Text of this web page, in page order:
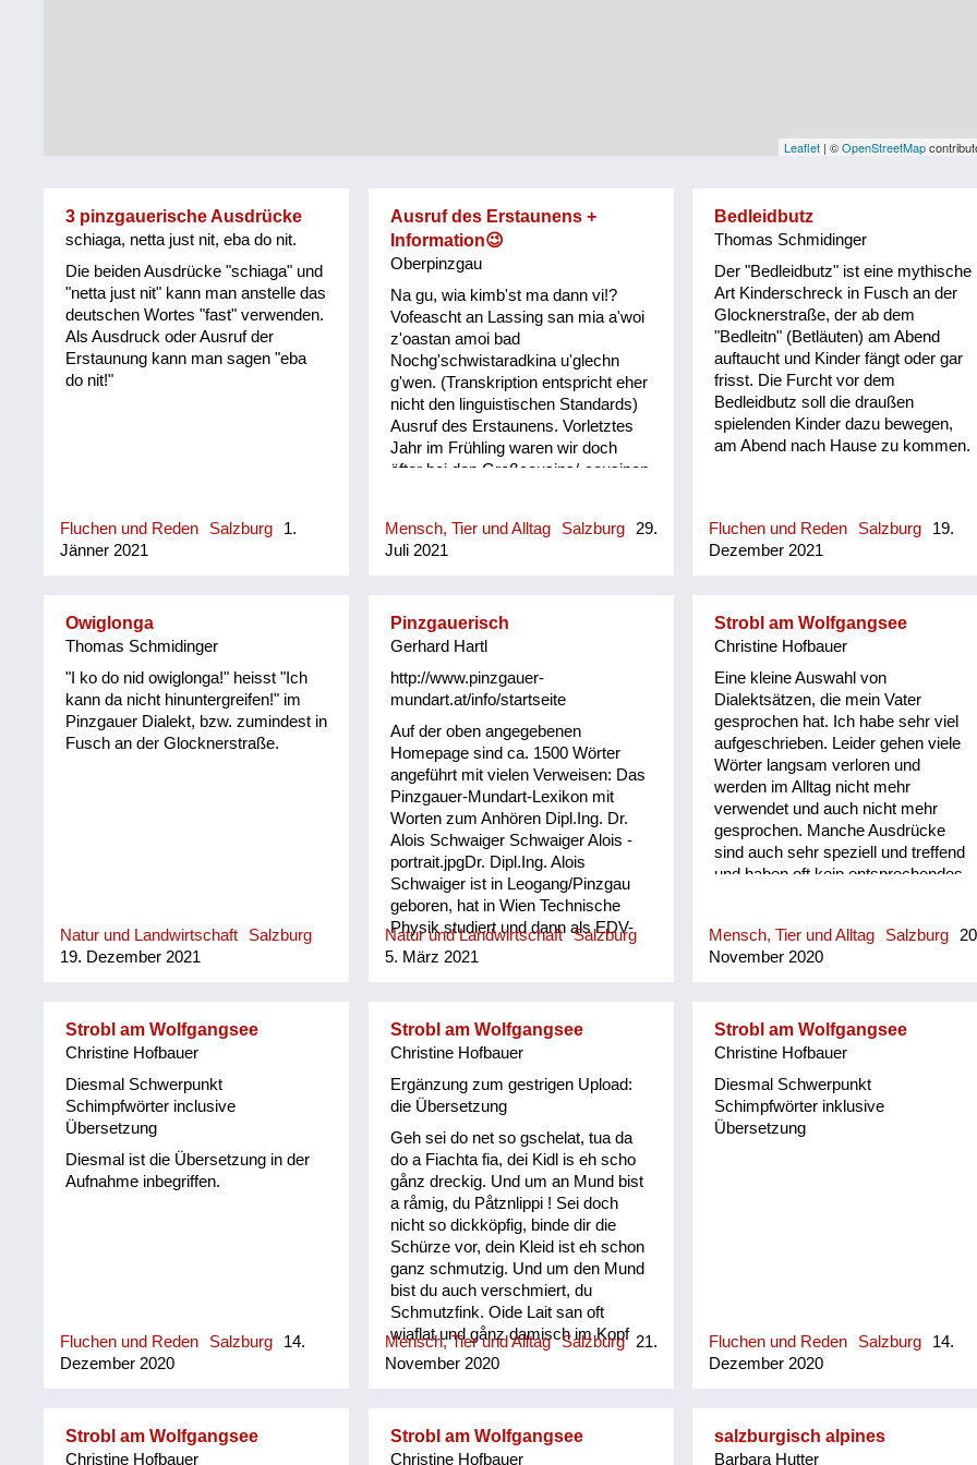
Leaflet | ©OpenStreetMap
3 pinzgauerische Ausdrücke
schiaga, netta just nit, eba do nit.
Die beiden Ausdrücke "schiaga" und
"netta just nit" kann man anstelle das
deutschen Wortes "fast" verwenden.
Als Ausdruck oder Ausruf der
Erstaunung kann man sagen "eba
do nit!"
Fluchen und Reden Salzburg
1.
Jänner 2021
Ausruf des Erstaunens +
Information😉
Oberpinzgau
Na gu, wia kimb'st ma dann vi!?
Vofeascht an Lassing san mia a'woi
z'oastan amoi bad
Nochg'schwistaradkina u'glechn
g'wen. (Transkription entspricht eher
nicht den linguistischen Standards)
Ausruf des Erstaunens. Vorletztes
Jahr im Frühling waren wir doch
öfter bei den Großcousins/-cousinen
sondern, dass man dort zu tun hatte
bzw. die dortige Anwesenheit einen
Mensch, Tier und Alltag Salzburg
29.
Juli 2021
Bedleidbutz
Thomas Schmidinger
Der "Bedleidbutz" ist eine mythische
Art Kinderschreck in Fusch an der
Glocknerstraße, der ab dem
"Bedleitn" (Betläuten) am Abend
auftaucht und Kinder fängt oder gar
frisst. Die Furcht vor dem
Bedleidbutz soll die draußen
spielenden Kinder dazu bewegen,
am Abend nach Hause zu kommen.
Fluchen und Reden Salzburg
19.
Dezember 2021
Owiglonga
Thomas Schmidinger
"I ko do nid owiglonga!" heisst "Ich
kann da nicht hinuntergreifen!" im
Pinzgauer Dialekt, bzw. zumindest in
Fusch an der Glocknerstraße.
Natur und Landwirtschaft
Salzburg
19. Dezember 2021
Pinzgauerisch
Gerhard Hartl
http://www.pinzgauer-
mundart.at/info/startseite
Auf der oben angegebenen
Homepage sind ca. 1500 Wörter
angeführt mit vielen Verweisen: Das
Pinzgauer-Mundart-Lexikon mit
Worten zum Anhören Dipl.Ing. Dr.
Alois Schwaiger Schwaiger Alois -
portrait.jpgDr. Dipl.Ing. Alois
Schwaiger ist in Leogang/Pinzgau
geboren, hat in Wien Technische
Physik studiert und dann als EDV-
Leiter in Industrie und Versicherung
und einer umfassenden Datenbank.
(www.ortsgeschichte-leogang.at).
Die Pinzgauer Mundart ist seine
Muttersprache, denn beide Eltern
Kindheit und Schulzeit in Leogang in
den 1950-er Jahren war die Mundart
sehr gebräuchlich. Durch die von
ihm herausgegebenen "Pinzgauer
Gschichten und Bräuch" und
"Pinzgauer Reime, Sprüche und
Kuchltips" der Maria Almer
Mundartdichterin Gretl Widauer
(1999) wurde sein Interesse an
dieser Sprache geweckt und dabei
ein Lexikon mit 1500 Worten von
Natur und Landwirtschaft
Salzburg
5. März 2021
Strobl am Wolfgangsee
Christine Hofbauer
Eine kleine Auswahl von
Dialektsätzen, die mein Vater
gesprochen hat. Ich habe sehr viel
aufgeschrieben. Leider gehen viele
Wörter langsam verloren und
werden im Alltag nicht mehr
verwendet und auch nicht mehr
gesprochen. Manche Ausdrücke
sind auch sehr speziell und treffend
und haben oft kein entsprechendes
manches interessant, z. B. heißt
dålig auf schwedisch schlecht,
Mensch, Tier und Alltag Salzburg
November 2020
Strobl am Wolfgangsee
Christine Hofbauer
Diesmal Schwerpunkt
Schimpfwörter inclusive
Übersetzung
Diesmal ist die Übersetzung in der
Aufnahme inbegriffen.
Fluchen und Reden Salzburg
14.
Dezember 2020
Strobl am Wolfgangsee
Christine Hofbauer
Ergänzung zum gestrigen Upload:
die Übersetzung
Geh sei do net so gschelat, tua da
do a Fiachta fia, dei Kidl is eh scho
gånz dreckig. Und um an Mund bist
a råmig, du Påtznlippi ! Sei doch
nicht so dickköpfig, binde dir die
Schürze vor, dein Kleid ist eh schon
ganz schmutzig. Und um den Mund
bist du auch verschmiert, du
Schmutzfink. Oide Lait san oft
wiaflat und gånz damisch im Kopf
und san dån a recht haudig bonand ,
recht å. Alte Leute sind oft schwindlig
Mensch, Tier und Alltag Salzburg
21.
November 2020
Strobl am Wolfgangsee
Christine Hofbauer
Diesmal Schwerpunkt
Schimpfwörter inklusive
Übersetzung
Fluchen und Reden Salzburg
14.
Dezember 2020
Strobl am Wolfgangsee
Christine Hofbauer
Strobl am Wolfgangsee
Christine Hofbauer
salzburgisch alpines
Barbara Hutter